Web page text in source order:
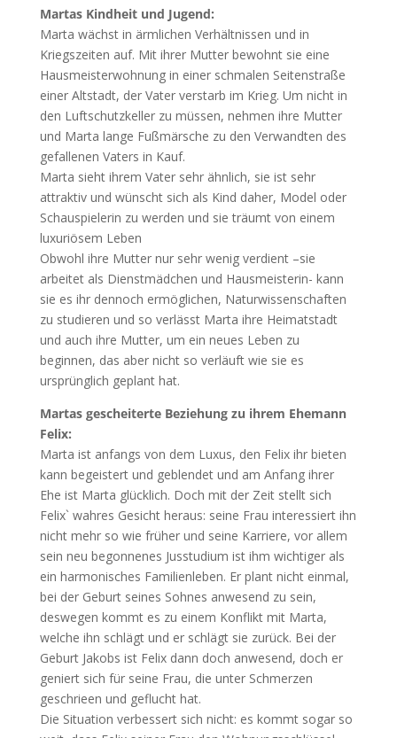
Martas Kindheit und Jugend:
Marta wächst in ärmlichen Verhältnissen und in
Kriegszeiten auf. Mit ihrer Mutter bewohnt sie eine
Hausmeisterwohnung in einer schmalen Seitenstraße
einer Altstadt, der Vater verstarb im Krieg. Um nicht in
den Luftschutzkeller zu müssen, nehmen ihre Mutter
und Marta lange Fußmärsche zu den Verwandten des
gefallenen Vaters in Kauf.
Marta sieht ihrem Vater sehr ähnlich, sie ist sehr
attraktiv und wünscht sich als Kind daher, Model oder
Schauspielerin zu werden und sie träumt von einem
luxuriösem Leben
Obwohl ihre Mutter nur sehr wenig verdient –sie
arbeitet als Dienstmädchen und Hausmeisterin- kann
sie es ihr dennoch ermöglichen, Naturwissenschaften
zu studieren und so verlässt Marta ihre Heimatstadt
und auch ihre Mutter, um ein neues Leben zu
beginnen, das aber nicht so verläuft wie sie es
ursprünglich geplant hat.
Martas gescheiterte Beziehung zu ihrem Ehemann
Felix:
Marta ist anfangs von dem Luxus, den Felix ihr bieten
kann begeistert und geblendet und am Anfang ihrer
Ehe ist Marta glücklich. Doch mit der Zeit stellt sich
Felix` wahres Gesicht heraus: seine Frau interessiert ihn
nicht mehr so wie früher und seine Karriere, vor allem
sein neu begonnenes Jusstudium ist ihm wichtiger als
ein harmonisches Familienleben. Er plant nicht einmal,
bei der Geburt seines Sohnes anwesend zu sein,
deswegen kommt es zu einem Konflikt mit Marta,
welche ihn schlägt und er schlägt sie zurück. Bei der
Geburt Jakobs ist Felix dann doch anwesend, doch er
geniert sich für seine Frau, die unter Schmerzen
geschrieen und geflucht hat.
Die Situation verbessert sich nicht: es kommt sogar so